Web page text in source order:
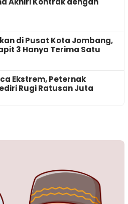
di Pusat Kota Jombang,
3 Hanya Terima Satu
Ekstrem, Peternak
Rugi Ratusan Juta